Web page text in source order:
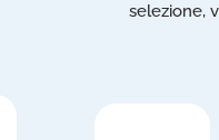
selezione,